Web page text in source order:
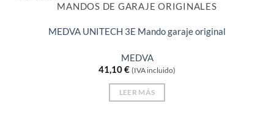
MANDOS DE GARAJE ORIGINALES
MEDVA UNITECH 3E Mando garaje original
MEDVA
41,10€ (IVA incluido)
LEER MÁS